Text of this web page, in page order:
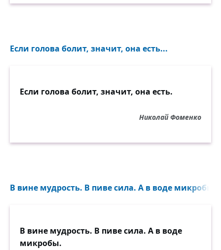
Если голова болит, значит, она есть...
Если голова болит, значит, она есть.
Николай Фоменко
В вине мудрость. В пиве сила. А в воде микробы...
В вине мудрость. В пиве сила. А в воде
микробы.